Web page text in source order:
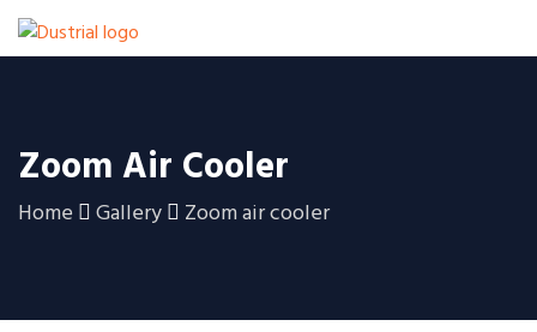
Zoom Air Cooler
Home Gallery Zoom air cooler